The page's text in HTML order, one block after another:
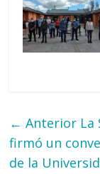
← Anterior La
firmó un
de la